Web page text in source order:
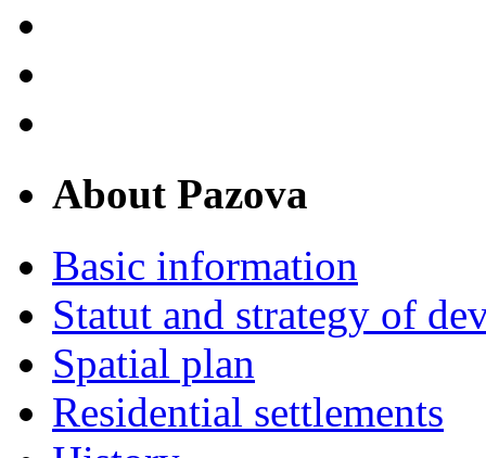
About Pazova
Basic information
Statut and strategy of
Spatial plan
Residential settlements